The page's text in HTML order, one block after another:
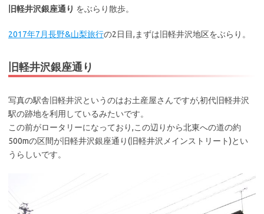
旧軽井沢銀座通り をぶらり散歩。
2017年7月長野&山梨旅行の2日目,まずは旧軽井沢地区をぶらり。
旧軽井沢銀座通り
写真の駅舎旧軽井沢というのはお土産屋さんですが,初代旧軽井沢
駅の跡地を利用しているみたいです。
この前がロータリーになっており,この辺りから北東への道の約
500mの区間が旧軽井沢銀座通り(旧軽井沢メインストリート)とい
うらしいです。